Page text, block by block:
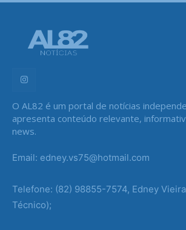
O AL82 é um portal de notícias
apresenta conteúdo relevante,
news.
Email: edney.vs75@hotmail.com
Telefone: (82) 98855-7574, Edney
Técnico);